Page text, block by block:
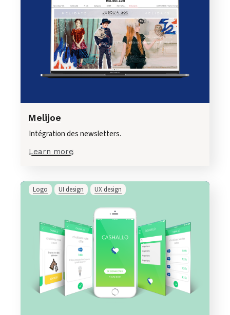
Melijoe
Intégration des newsletters.
Learn more
Logo UI design UX design